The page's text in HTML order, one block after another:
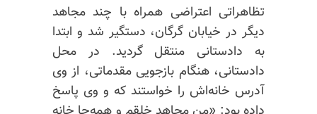
تظاهراتی اعتراضی همراه با چند مجاهد
دیگر در خیابان گرگان، دستگیر شد و ابتدا
به دادستانی منتقل گردید. در محل
دادستانی، هنگام بازجویی مقدماتی، از وی
آدرس خانه‌اش را خواستند که و وی پاسخ